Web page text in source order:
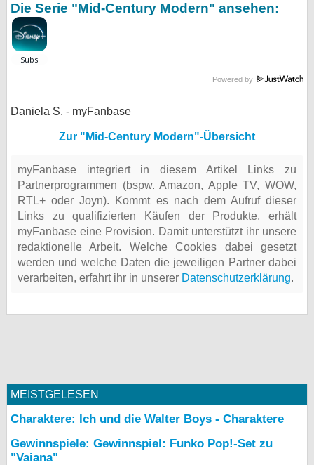
Die Serie "Mid-Century Modern" ansehen:
Powered by
Daniela S. - myFanbase
Zur "Mid-Century Modern"-Übersicht
myFanbase integriert in diesem Artikel Links zu
Partnerprogrammen (bspw. Amazon, Apple TV, WOW,
RTL+ oder Joyn). Kommt es nach dem Aufruf dieser
Links zu qualifizierten Käufen der Produkte, erhält
myFanbase eine Provision. Damit unterstützt ihr unsere
redaktionelle Arbeit. Welche Cookies dabei gesetzt
werden und welche Daten die jeweiligen Partner dabei
verarbeiten, erfahrt ihr in unserer Datenschutzerklärung.
MEISTGELESEN
Charaktere: Ich und die Walter Boys - Charaktere
Gewinnspiele: Gewinnspiel: Funko Pop!-Set zu
"Vaiana"